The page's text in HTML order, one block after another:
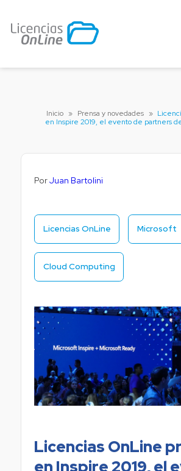
Inicio » Prensa y novedades »
en Inspire 2019, el evento de partners
PorJuan Bartolini
Licencias OnLine Microsoft
Cloud Computing
Licencias OnLine
en Inspire 2019, el